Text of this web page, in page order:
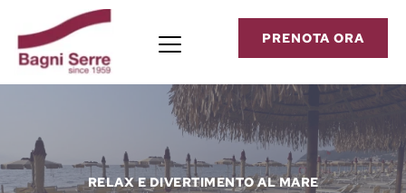
PRENOTA ORA
RELAX E DIVERTIMENTO AL MARE